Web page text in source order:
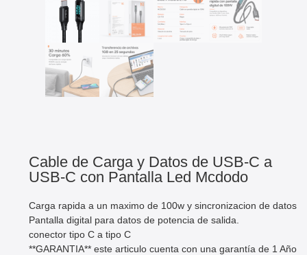
Cable de Carga y Datos de USB-C a
USB-C con Pantalla Led Mcdodo
Carga rapida a un maximo de 100w y sincronizacion de datos
Pantalla digital para datos de potencia de salida.
conector tipo C a tipo C
**GARANTIA** este articulo cuenta con una garantía de 1 Año